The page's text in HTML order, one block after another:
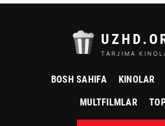
TARJIMA
BOSH SAHIFA KINOLAR
MULTFILMLAR